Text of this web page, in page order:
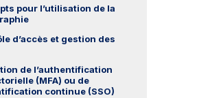
pour l’utilisation de la
d’accès et gestion des
de l’authentification
(MFA) ou de
continue (SSO)